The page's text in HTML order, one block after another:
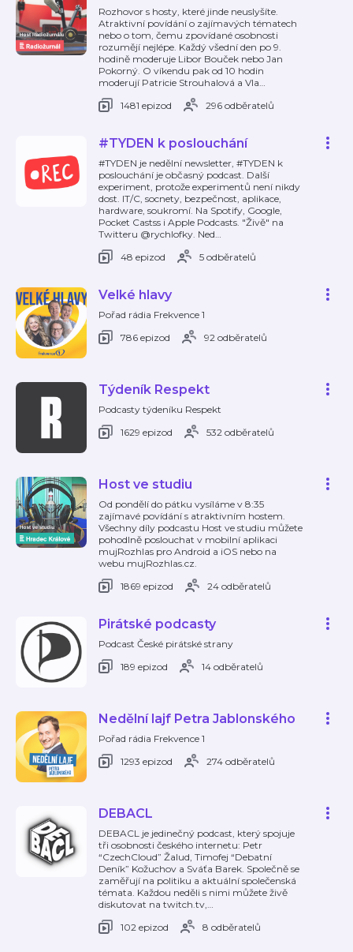
Rozhovor s hosty, které jinde neuslyšíte.
Atraktivní povídání o zajímavých tématech
nebo o tom, čemu zpovídané osobnosti
rozumějí nejlépe. Každý všední den po 9.
hodině moderuje Libor Bouček nebo Jan
Pokorný. O víkendu pak od 10 hodin
moderují Patricie Strouhalová a Vla…
1481 epizod
296 odběratelů
#TYDEN k poslouchání
#TYDEN je nedělní newsletter, #TYDEN k
poslouchání je občasný podcast. Další
experiment, protože experimentů není nikdy
dost. IT/C, socnety, bezpečnost, aplikace,
hardware, soukromí. Na Spotify, Google,
Pocket Castss i Apple Podcasts. "Živě" na
Twitteru @rychlofky. Ned…
48 epizod
5 odběratelů
Velké hlavy
Pořad rádia Frekvence 1
786 epizod
92 odběratelů
Týdeník Respekt
Podcasty týdeníku Respekt
1629 epizod
532 odběratelů
Host ve studiu
Od pondělí do pátku vysíláme v 8:35
zajímavé povídání s atraktivním hostem.
Všechny díly podcastu Host ve studiu můžete
pohodlně poslouchat v mobilní aplikaci
mujRozhlas pro Android a iOS nebo na
webu mujRozhlas.cz.
1869 epizod
24 odběratelů
Pirátské podcasty
Podcast České pirátské strany
189 epizod
14 odběratelů
Nedělní lajf Petra Jablonského
Pořad rádia Frekvence 1
1293 epizod
274 odběratelů
DEBACL
DEBACL je jedinečný podcast, který spojuje
tři osobnosti českého internetu: Petr
“CzechCloud” Žalud, Timofej “Debatní
Deník” Kožuchov a Sváťa Barek. Společně se
zaměřují na politiku a aktuální společenská
témata. Každou neděli s nimi můžete živě
diskutovat na twitch.tv,…
102 epizod
8 odběratelů